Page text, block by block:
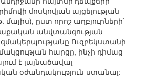
մոսկովյան այցելության
մայիս), ըստ որոշ աղբյուրների`
անվտանգության
Ուզբեկստանի
հարցը, ինչի դիմաց
է լայնածավալ
օժանդակություն ստանալ: